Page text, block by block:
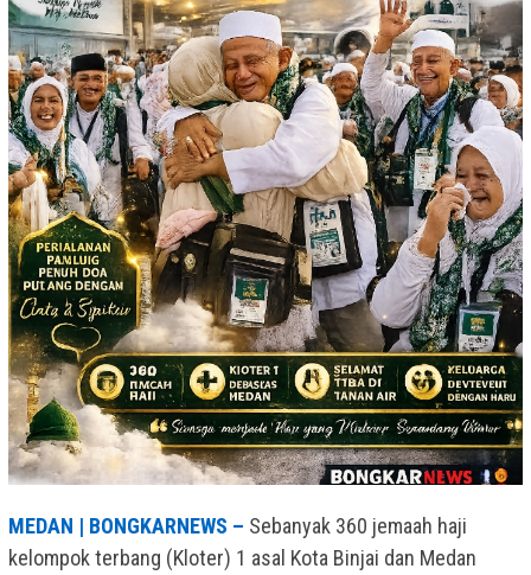
MEDAN | BONGKARNEWS – Sebanyak 360 jemaah haji
kelompok terbang (Kloter) 1 asal Kota Binjai dan Medan